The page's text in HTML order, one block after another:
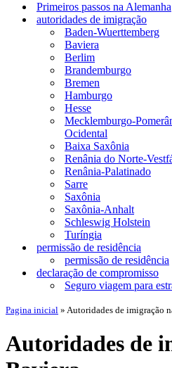
navegaçãoPrimeiros passos na Alemanha
autoridades de imigração
Baden-Wuerttemberg
Baviera
Berlim
Brandemburgo
Bremen
Hamburgo
Hesse
Mecklemburgo-
Ocidental
Baixa Saxônia
Renânia do Norte-
Renânia-Palatinado
Sarre
Saxônia
Saxônia-Anhalt
Schleswig Holstein
Turíngia
permissão de residência
permissão de residência
declaração de compromisso
Seguro viagem para
Pagina inicial » Autoridades de imigração
Autoridades de